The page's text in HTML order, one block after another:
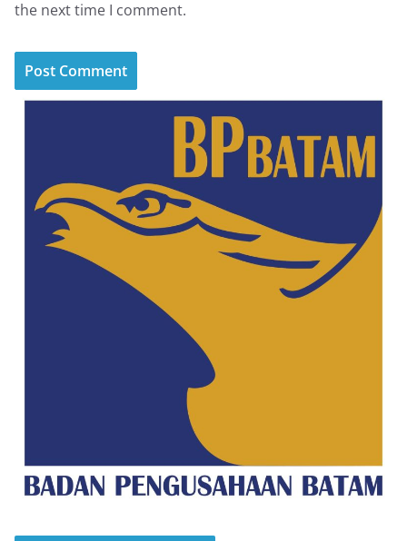
the next time I comment.